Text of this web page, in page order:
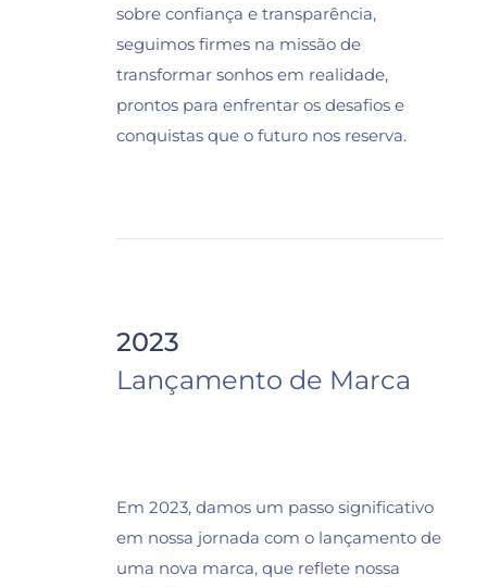
sobre confiança e transparência,
seguimos firmes na missão de
transformar sonhos em realidade,
prontos para enfrentar os desafios e
conquistas que o futuro nos reserva.
2023
Lançamento de Marca
Em 2023, damos um passo significativo
em nossa jornada com o lançamento de
uma nova marca, que reflete nossa